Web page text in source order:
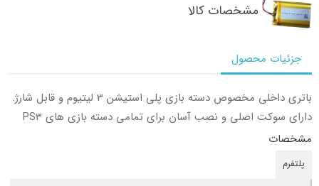
مشخصات کالا
جزئیات محصول
باتری داخلی مخصوص دسته بازی پلی استیشن 3 لیتیوم و قابل شارژ.
دارای سوکت اصلی و نصب آسان برای تمامی دسته بازی های PS3
مشخصات
پلتفرم